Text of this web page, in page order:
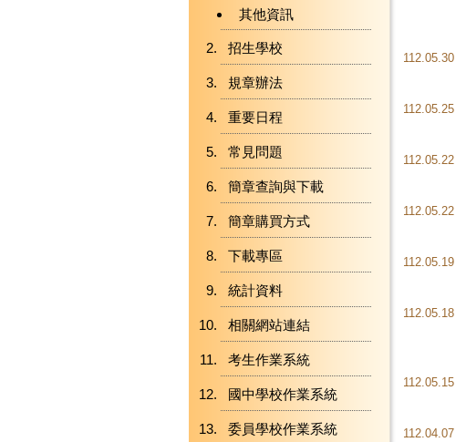
其他資訊
招生學校
規章辦法
重要日程
常見問題
簡章查詢與下載
簡章購買方式
下載專區
統計資料
相關網站連結
考生作業系統
國中學校作業系統
委員學校作業系統
112.05.30
112.05.25
112.05.22
112.05.22
112.05.19
112.05.18
112.05.15
112.04.07